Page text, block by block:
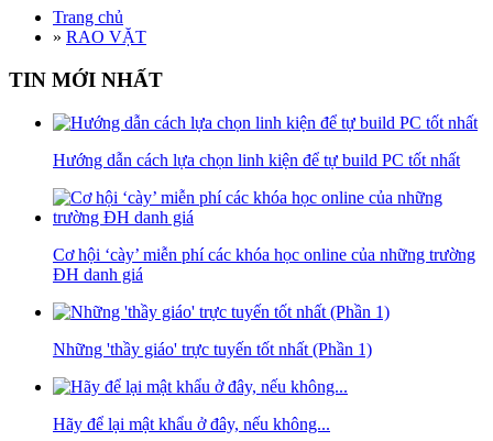
Trang chủ
» RAO VẶT
TIN MỚI NHẤT
Hướng dẫn cách lựa chọn linh kiện để tự build PC tốt nhất
Cơ hội ‘cày’ miễn phí các khóa học online của những trường
ĐH danh giá
Những 'thầy giáo' trực tuyến tốt nhất (Phần 1)
Hãy để lại mật khẩu ở đây, nếu không...